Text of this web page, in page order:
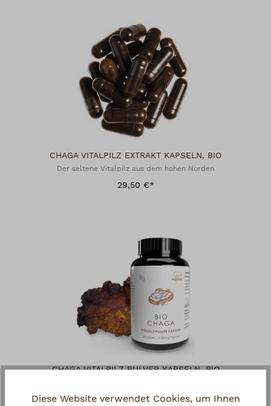
CHAGA VITALPILZ EXTRAKT KAPSELN, BIO
Der seltene Vitalpilz aus dem hohen Norden
29,50 €*
CHAGA VITALPILZ PULVER KAPSELN, BIO
19,50 €*
Diese Website verwendet Cookies, um Ihnen